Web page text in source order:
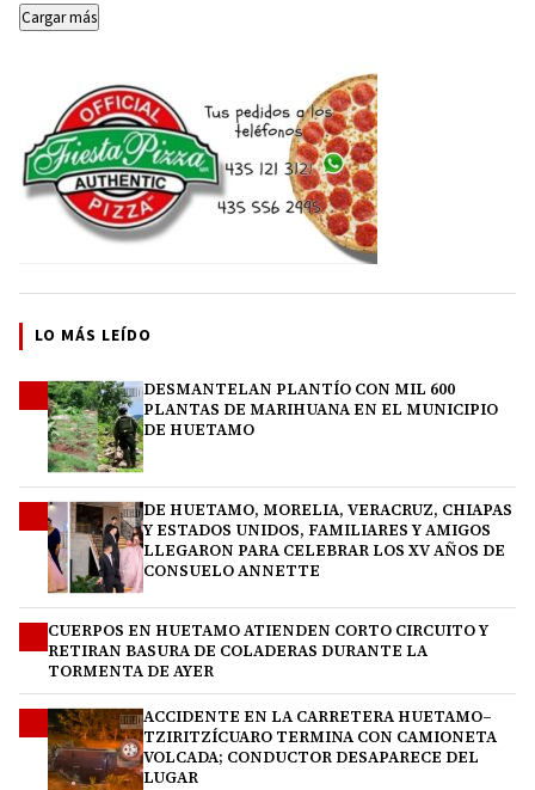
Cargar más
LO MÁS LEÍDO
DESMANTELAN PLANTÍO CON MIL 600
PLANTAS DE MARIHUANA EN EL MUNICIPIO
DE HUETAMO
DE HUETAMO, MORELIA, VERACRUZ, CHIAPAS
Y ESTADOS UNIDOS, FAMILIARES Y AMIGOS
LLEGARON PARA CELEBRAR LOS XV AÑOS DE
CONSUELO ANNETTE
CUERPOS EN HUETAMO ATIENDEN CORTO CIRCUITO Y
RETIRAN BASURA DE COLADERAS DURANTE LA
TORMENTA DE AYER
ACCIDENTE EN LA CARRETERA HUETAMO–
TZIRITZÍCUARO TERMINA CON CAMIONETA
VOLCADA; CONDUCTOR DESAPARECE DEL
LUGAR